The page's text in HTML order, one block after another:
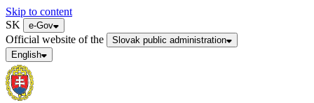
Skip to content
SK
e-Gov
Official website of the
Slovak public administration
English